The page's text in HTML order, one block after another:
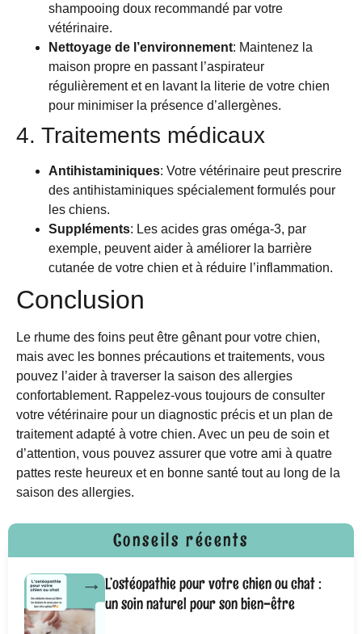
Conseils récents
L’ostéopathie pour votre chien ou chat :
un soin naturel pour son bien-être
shampooing doux recommandé par votre
vétérinaire.
Nettoyage de l’environnement: Maintenez la
maison propre en passant l’aspirateur
régulièrement et en lavant la literie de votre chien
pour minimiser la présence d’allergènes.
4. Traitements médicaux
Antihistaminiques: Votre vétérinaire peut prescrire
des antihistaminiques spécialement formulés pour
les chiens.
Suppléments: Les acides gras oméga-3, par
exemple, peuvent aider à améliorer la barrière
cutanée de votre chien et à réduire l’inflammation.
Conclusion
Le rhume des foins peut être gênant pour votre chien,
mais avec les bonnes précautions et traitements, vous
pouvez l’aider à traverser la saison des allergies
confortablement. Rappelez-vous toujours de consulter
votre vétérinaire pour un diagnostic précis et un plan de
traitement adapté à votre chien. Avec un peu de soin et
d’attention, vous pouvez assurer que votre ami à quatre
pattes reste heureux et en bonne santé tout au long de la
saison des allergies.